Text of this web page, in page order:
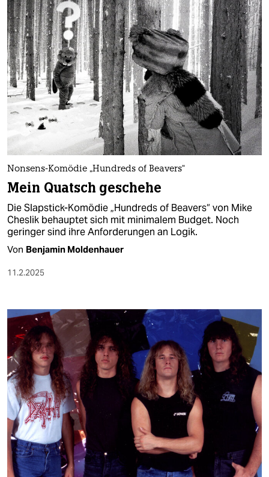
Nonsens-Komödie „Hundreds of Beavers“
Mein Quatsch geschehe
Die Slapstick-Komödie „Hundreds of Beavers“ von Mike
Cheslik behauptet sich mit minimalem Budget. Noch
geringer sind ihre Anforderungen an Logik.
Von Benjamin Moldenhauer
11.2.2025